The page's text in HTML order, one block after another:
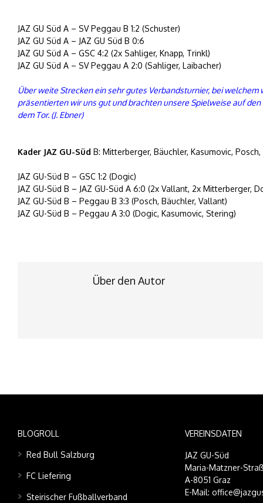
JAZ GU Süd A – SV Peggau B 1:2 (Schuster)
JAZ GU Süd A – JAZ GU Süd B 0:6
JAZ GU Süd A – GSC 4:2 (2x Sahliger, Knapp, Trinkl)
JAZ GU Süd A – SV Peggau A 2:0 (Sahliger, Laibacher)
Über weite Strecken ein sehr gutes Verbandsturnier, bei
präsentierten wir uns gut und brachten unsere Spielweise auf den
dem Tor. (J. Ebner)
Kader JAZ GU-Süd B: Mitterberger, Bäuchler, Kasumovic,
JAZ GU-Süd B – GSC 1:2 (Dogic)
JAZ GU-Süd B – JAZ GU-Süd A 6:0 (2x Vallant, 2x Mitterberger,
JAZ GU-Süd B – Peggau B 3:3 (Posch, Bäuchler, Vallant)
JAZ GU-Süd B – Peggau A 3:0 (Dogic, Kasumovic, Stering)
Über den Autor
BLOGROLL
Red Bull Salzburg
FC Liefering
Steirischer Fußballverband
VEREINSDATEN
JAZ GU-Süd
Maria-Matzner-
A-8051 Graz
E-Mail: